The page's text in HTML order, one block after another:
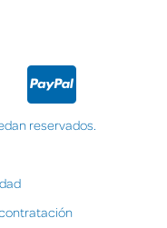
reservados.